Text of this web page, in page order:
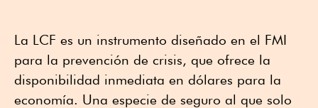
La LCF es un instrumento diseñado en el FMI
para la prevención de crisis, que ofrece la
disponibilidad inmediata en dólares para la
economía. Una especie de seguro al que solo